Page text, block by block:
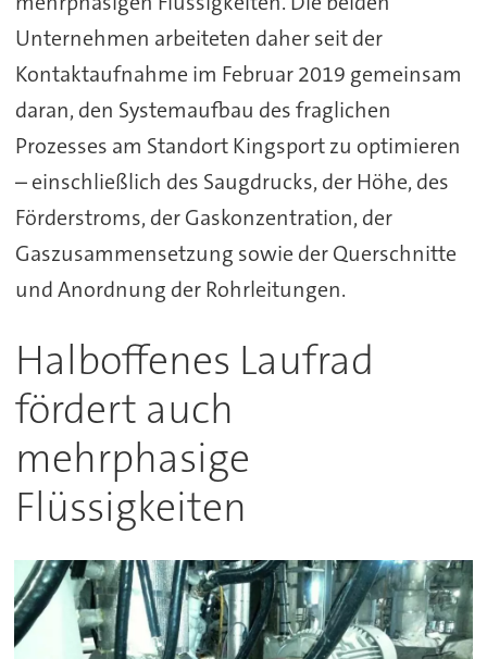
Unternehmen arbeiteten daher seit der
Kontaktaufnahme im Februar 2019 gemeinsam
daran, den Systemaufbau des fraglichen
Prozesses am Standort Kingsport zu optimieren
– einschließlich des Saugdrucks, der Höhe, des
Förderstroms, der Gaskonzentration, der
Gaszusammensetzung sowie der Querschnitte
und Anordnung der Rohrleitungen.
Halboffenes Laufrad
fördert auch
mehrphasige
Flüssigkeiten